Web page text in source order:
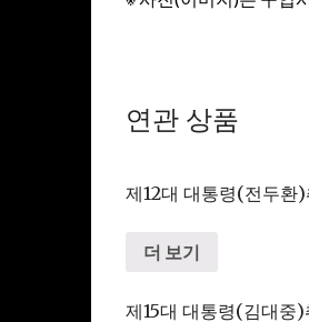
연관 상품
제12대 대통령(전두환
더 보기
제15대 대통령(김대중